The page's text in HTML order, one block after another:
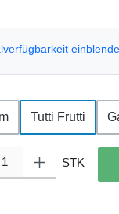
Tutti Frutti
Gib den
STK